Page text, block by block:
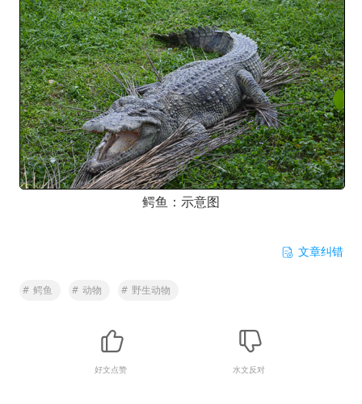
鳄鱼：示意图
文章纠错
# 鳄鱼 # 动物 # 野生动物
好文点赞 水文反对